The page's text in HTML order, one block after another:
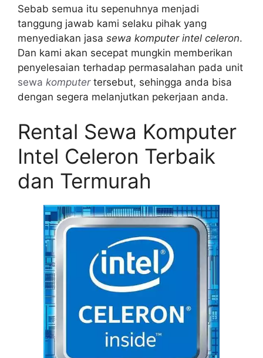
Sebab semua itu sepenuhnya menjadi
tanggung jawab kami selaku pihak yang
menyediakan jasa sewa komputer intel celeron.
Dan kami akan secepat mungkin memberikan
penyelesaian terhadap permasalahan pada unit
sewa komputertersebut, sehingga anda bisa
dengan segera melanjutkan pekerjaan anda.
Rental Sewa Komputer
Intel Celeron Terbaik
dan Termurah